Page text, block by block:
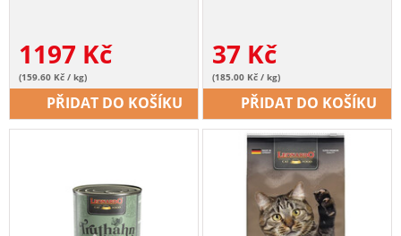
1197 Kč
(159.60 Kč / kg)
PŘIDAT DO KOŠÍKU
37 Kč
(185.00 Kč / kg)
PŘIDAT DO KOŠÍKU